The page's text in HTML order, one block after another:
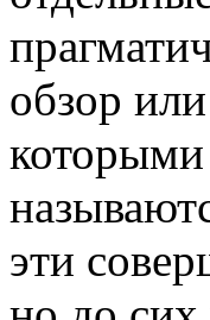
обзор
которыми
эти